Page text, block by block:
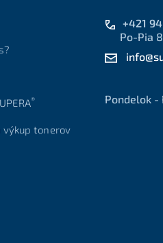
®
výkup tonerov
+421
Po-Pia
Pondelok -